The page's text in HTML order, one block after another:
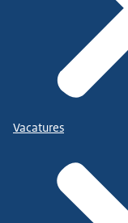
Vacatures